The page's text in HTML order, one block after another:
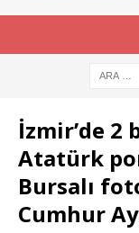
İzmir’de 2
Atatürk
Bursalı
Cumhur